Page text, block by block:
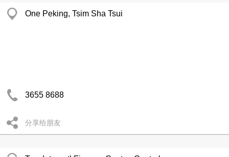
One Peking, Tsim Sha Tsui
3655 8688
分享给朋友